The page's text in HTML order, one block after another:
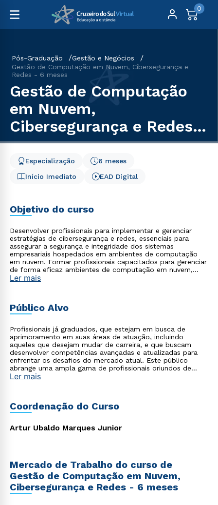
0
Pós-Graduação
Gestão e Negócios
Gestão de Computação em Nuvem, Cibersegurança e
Redes - 6 meses
Gestão de Computação
em Nuvem,
Cibersegurança e Redes -
6 meses
Início Imediato
6 meses
Especialização
EAD Digital
Objetivo do curso
Desenvolver profissionais para implementar e gerenciar
estratégias de cibersegurança e redes, essenciais para
assegurar a segurança e integridade dos sistemas
empresariais hospedados em ambientes de computação
em nuvem. Formar profissionais capacitados para gerenciar
de forma eficaz ambientes de computação em nuvem,
garantindo a segurança da informação e o desempenho
Ler mais
Público Alvo
Profissionais já graduados, que estejam em busca de
aprimoramento em suas áreas de atuação, incluindo
aqueles que desejam mudar de carreira, e que buscam
desenvolver competências avançadas e atualizadas para
enfrentar os desafios do mercado atual. Este público
abrange uma ampla gama de profissionais oriundos de
diversas áreas, como tecnologia, saúde, empresarial,
carreiras e alcançar o sucesso profissional.
Ler mais
Coordenação do Curso
Artur Ubaldo Marques Junior
Mercado de Trabalho do curso de
Gestão de Computação em Nuvem,
Cibersegurança e Redes - 6 meses